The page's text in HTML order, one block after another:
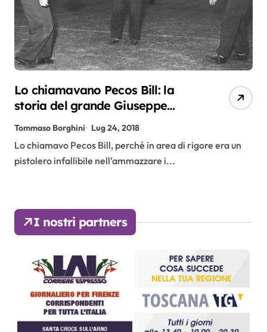
Lo chiamavano Pecos Bill: la
storia del grande Giuseppe
Tommaso Borghini Lug 24, 2018
Lo chiamavo Pecos Bill, perché in area di rigore era un
pistolero infallibile nell’ammazzare i...
I nostri partners